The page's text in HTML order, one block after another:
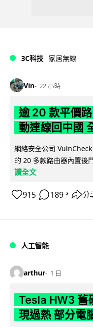
3C科技 家居無線
Vin 22 小時
逾 20 款平價
動連線回中國
網絡安全公司
的 20 多款路由器內置後
讀全文
915 189 ↗ 分
人工智能
arthur 1 日
Tesla HW3 舊
現過熱 部分電